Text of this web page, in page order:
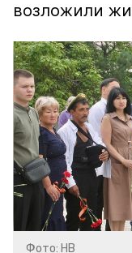
возложили
Фото: НВ